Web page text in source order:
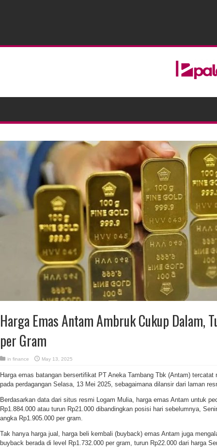
Harga Emas Antam Ambruk Cukup Dalam,
per Gram
in finance May 13, 2025
Harga emas batangan bersertifikat PT Aneka Tambang Tbk (Antam) tercatat
pada perdagangan Selasa, 13 Mei 2025, sebagaimana dilansir dari laman
Berdasarkan data dari situs resmi Logam Mulia, harga emas Antam untuk
Rp1.884.000 atau turun Rp21.000 dibandingkan posisi hari sebelumnya,
angka Rp1.905.000 per gram.
Tak hanya harga jual, harga beli kembali (buyback) emas Antam juga
buyback berada di level Rp1.732.000 per gram, turun Rp22.000 dari harga